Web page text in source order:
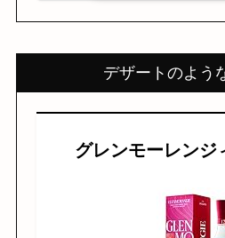
デザートのよう
グレンモーレン